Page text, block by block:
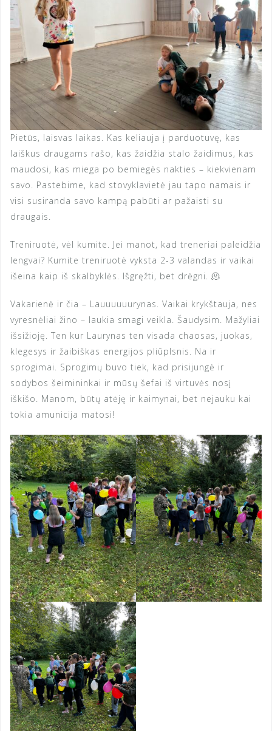
Pietūs, laisvas laikas. Kas keliauja į parduotuvę, kas
laiškus draugams rašo, kas žaidžia stalo žaidimus, kas
maudosi, kas miega po bemiegės nakties – kiekvienam
savo. Pastebime, kad stovyklavietė jau tapo namais ir
visi susiranda savo kampą pabūti ar pažaisti su
draugais.
Treniruotė, vėl kumite. Jei manot, kad treneriai paleidžia
lengvai? Kumite treniruotė vyksta 2-3 valandas ir vaikai
išeina kaip iš skalbyklės. Išgręžti, bet drėgni. 🫠
Vakarienė ir čia – Lauuuuuurynas. Vaikai krykštauja, nes
vyresnėliai žino – laukia smagi veikla. Šaudysim. Mažyliai
išsižioję. Ten kur Laurynas ten visada chaosas, juokas,
klegesys ir žaibiškas energijos pliūplsnis. Na ir
sprogimai. Sprogimų buvo tiek, kad prisijungė ir
sodybos šeimininkai ir mūsų šefai iš virtuvės nosį
iškišo. Manom, būtų atėję ir kaimynai, bet nejauku kai
tokia amunicija matosi!